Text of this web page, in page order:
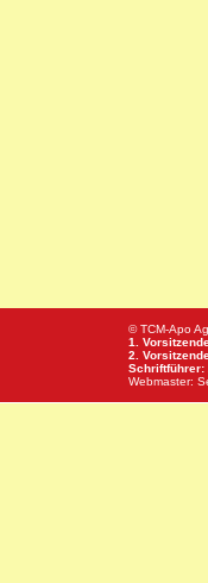
© TCM-Apo
1.
2.
Schriftführer:
Webmaster: